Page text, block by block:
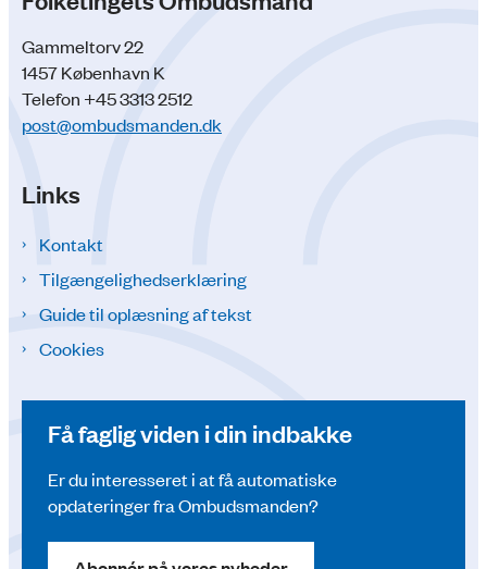
Gammeltorv 22
1457 København K
Telefon +45 3313 2512
post@ombudsmanden.dk
Links
Kontakt
Tilgængelighedserklæring
Guide til oplæsning af tekst
Cookies
Få faglig viden i din indbakke
Er du interesseret i at få automatiske
opdateringer fra Ombudsmanden?